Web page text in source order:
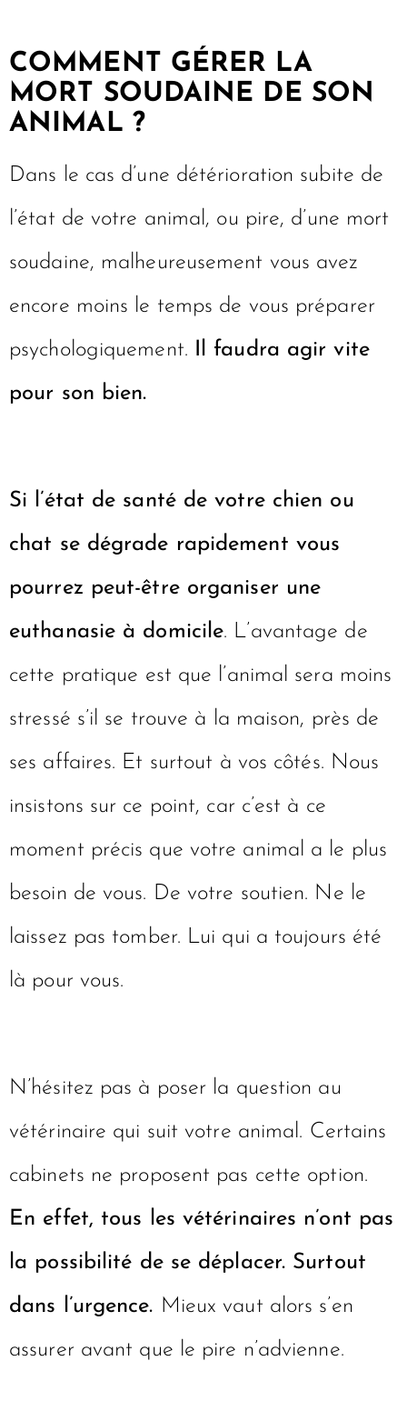
COMMENT GÉRER LA
MORT SOUDAINE DE SON
ANIMAL ?
Dans le cas d’une détérioration subite de
l’état de votre animal, ou pire, d’une mort
soudaine, malheureusement vous avez
encore moins le temps de vous préparer
psychologiquement. Il faudra agir vite
pour son bien.
Si l’état de santé de votre chien ou
chat se dégrade rapidement vous
pourrez peut-être organiser une
euthanasie à domicile. L’avantage de
cette pratique est que l’animal sera moins
stressé s’il se trouve à la maison, près de
ses affaires. Et surtout à vos côtés. Nous
insistons sur ce point, car c’est à ce
moment précis que votre animal a le plus
besoin de vous. De votre soutien. Ne le
laissez pas tomber. Lui qui a toujours été
là pour vous.
N’hésitez pas à poser la question au
vétérinaire qui suit votre animal. Certains
cabinets ne proposent pas cette option.
En effet, tous les vétérinaires n’ont pas
la possibilité de se déplacer. Surtout
dans l’urgence. Mieux vaut alors s’en
assurer avant que le pire n’advienne.